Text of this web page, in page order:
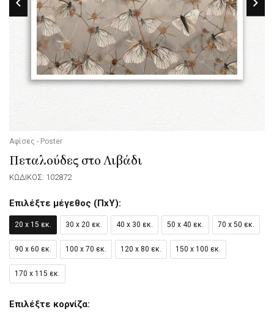
Αφίσες - Poster
Πεταλούδες στο Λιβάδι
ΚΩΔΙΚΟΣ: 102872
Επιλέξτε μέγεθος (ΠxΥ):
20 x 15 εκ. 30 x 20 εκ. 40 x 30 εκ. 50 x 40 εκ. 70 x 50 εκ.
90 x 60 εκ. 100 x 70 εκ. 120 x 80 εκ. 150 x 100 εκ.
170 x 115 εκ.
Επιλέξτε κορνίζα: